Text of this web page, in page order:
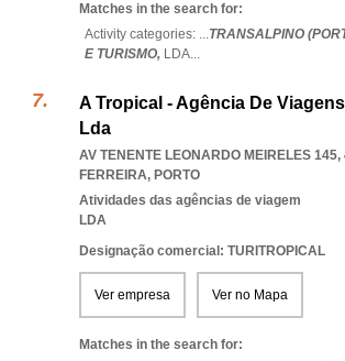
Matches in the search for:
Activity categories: ...TRANSALPINO
E TURISMO, LDA...
A Tropical - Agência De
Lda
AV TENENTE LEONARDO MEIRELES
FERREIRA, PORTO
Atividades das agências de viagem
LDA
Designação comercial: TURITROPICAL
Ver empresa Ver no Mapa
Matches in the search for: